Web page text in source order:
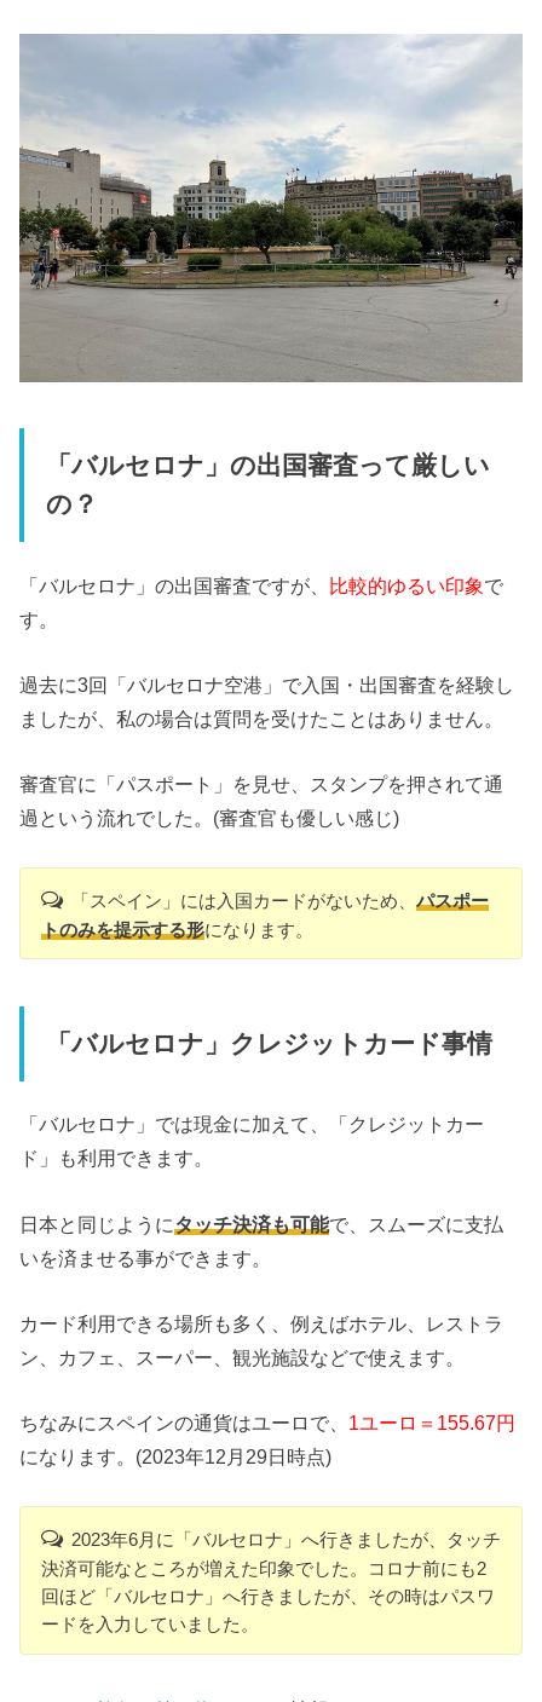
「バルセロナ」の出国審査って厳しい
の？
「バルセロナ」の出国審査ですが、 比較的ゆるい印象で
す。
過去に3回「バルセロナ空港」で入国・出国審査を経験し
ましたが、私の場合は質問を受けたことはありません。
審査官に「パスポート」を見せ、スタンプを押されて通
過という流れでした。(審査官も優しい感じ)
「スペイン」には入国カードがないため、 パスポー
トのみを提示する形になります。
「バルセロナ」クレジットカード事情
「バルセロナ」では現金に加えて、「クレジットカー
ド」も利用できます。
日本と同じようにタッチ決済も可能で、スムーズに支払
いを済ませる事ができます。
カード利用できる場所も多く、例えばホテル、レストラ
ン、カフェ、スーパー、観光施設などで使えます。
ちなみにスペインの通貨はユーロで、 1ユーロ＝155.67円
になります。(2023年12月29日時点)
2023年6月に「バルセロナ」へ行きましたが、タッチ
決済可能なところが増えた印象でした。コロナ前にも2
回ほど「バルセロナ」へ行きましたが、その時はパスワ
ードを入力していました。